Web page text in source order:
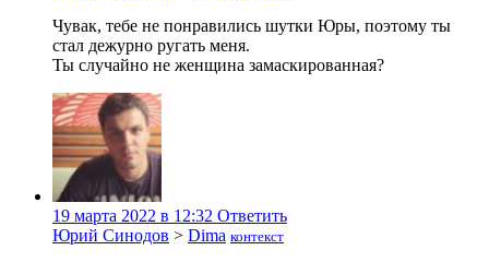
Чувак, тебе не понравились шутки Юры, поэтому ты
стал дежурно ругать меня.
Ты случайно не женщина замаскированная?
19 марта 2022 в 12:32 Ответить
Юрий Синодов > Dima контекст